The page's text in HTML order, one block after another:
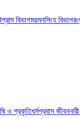
বিভাগময়মনসিংহ বিভাগ
ও প্রকৃতিধর্মপ্রবাস জীবন